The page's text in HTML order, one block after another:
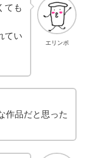
エリンポ
ても
てい
作品だと思った